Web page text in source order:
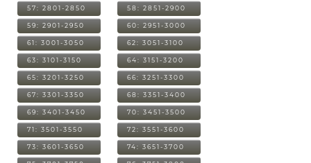
57: 2801-2850 58: 2851-2900
59: 2901-2950 60: 2951-3000
61: 3001-3050 62: 3051-3100
63: 3101-3150 64: 3151-3200
65: 3201-3250 66: 3251-3300
67: 3301-3350 68: 3351-3400
69: 3401-3450 70: 3451-3500
71: 3501-3550 72: 3551-3600
73: 3601-3650 74: 3651-3700